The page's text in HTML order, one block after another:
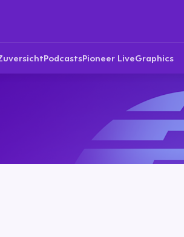
PodcastsPioneer LiveGraphics